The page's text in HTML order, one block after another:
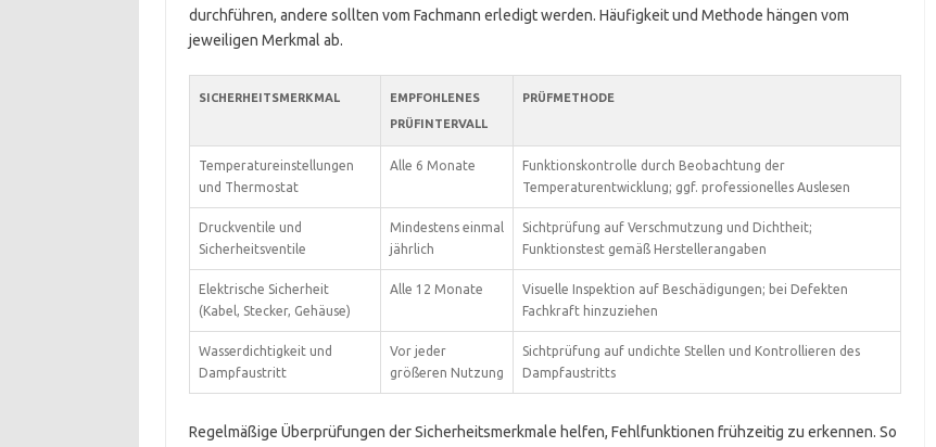
durchführen, andere sollten vom Fachmann erledigt werden. Häufigkeit und Methode hängen vom
jeweiligen Merkmal ab.
SICHERHEITSMERKMAL
EMPFOHLENES
PRÜFINTERVALL
PRÜFMETHODE
Temperatureinstellungen
und Thermostat
Alle 6 Monate
Funktionskontrolle durch Beobachtung der
Temperaturentwicklung; ggf. professionelles Auslesen
Druckventile und
Sicherheitsventile
Mindestens einmal
jährlich
Sichtprüfung auf Verschmutzung und Dichtheit;
Funktionstest gemäß Herstellerangaben
Elektrische Sicherheit
(Kabel, Stecker, Gehäuse)
Alle 12 Monate
Visuelle Inspektion auf Beschädigungen; bei Defekten
Fachkraft hinzuziehen
Wasserdichtigkeit und
Dampfaustritt
Vor jeder
größeren Nutzung
Sichtprüfung auf undichte Stellen und Kontrollieren des
Dampfaustritts
Regelmäßige Überprüfungen der Sicherheitsmerkmale helfen, Fehlfunktionen frühzeitig zu erkennen. So